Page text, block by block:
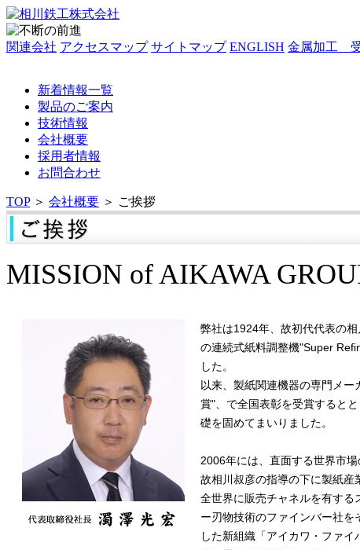
関連会社 アクセスマップ サイトマップ ENGLISH 金属加工
新着情報一覧
製品のご案内
技術情報
会社概要
採用者情報
お問合わせ
TOP＞ 会社概要 ＞ ご挨拶
MISSION of AIKAWA
弊社は1924年、故初代代表の
の連続式紙料調整機"Super
した。
以来、製紙関連機器の専門メ
賞"、で全国表彰を受賞すると
礎を固めてまいりました。
2006年には、直面する世界市
故相川叔彦の指導の下に製紙産
全世界に販売チャネルを有する
ー刃物技術のファインバー社
した新組織「アイカワ・ファ